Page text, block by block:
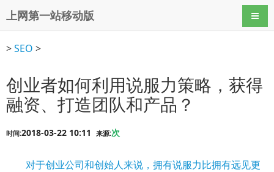
上网第一站移动版 导航
>SEO >
创业者如何利用说服力策略，获得
融资、打造团队和产品？
时间:2018-03-22 10:11 来源:次
对于创业公司和创始人来说，拥有说服力比拥有远见更